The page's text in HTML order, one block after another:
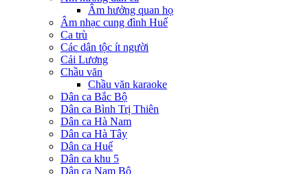
Âm hưởng quan họ
Âm nhạc cung đình Huế
Ca trù
Các dân tộc ít người
Cải Lương
Chầu văn
Chầu văn karaoke
Dân ca Bắc Bộ
Dân ca Bình Trị Thiên
Dân ca Hà Nam
Dân ca Hà Tây
Dân ca Huế
Dân ca khu 5
Dân ca Nam Bộ